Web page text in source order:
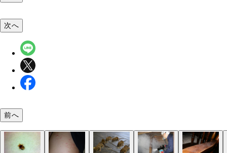
次へ
前へ